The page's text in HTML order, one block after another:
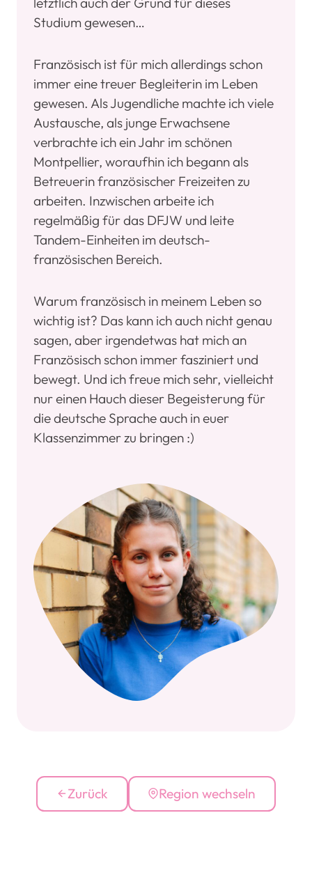
Studium gewesen…
Französisch ist für mich allerdings schon
immer eine treuer Begleiterin im Leben
gewesen. Als Jugendliche machte ich viele
Austausche, als junge Erwachsene
verbrachte ich ein Jahr im schönen
Montpellier, woraufhin ich begann als
Betreuerin französischer Freizeiten zu
arbeiten. Inzwischen arbeite ich
regelmäßig für das DFJW und leite
Tandem-Einheiten im deutsch-
französischen Bereich.
Warum französisch in meinem Leben so
wichtig ist? Das kann ich auch nicht genau
sagen, aber irgendetwas hat mich an
Französisch schon immer fasziniert und
bewegt. Und ich freue mich sehr, vielleicht
nur einen Hauch dieser Begeisterung für
die deutsche Sprache auch in euer
Klassenzimmer zu bringen :)
Zurück Region wechseln